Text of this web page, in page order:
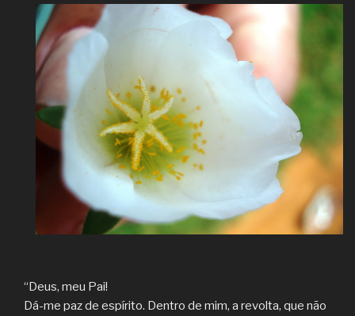
“Deus, meu Pai!
Dá-me paz de espírito. Dentro de mim, a revolta, que não